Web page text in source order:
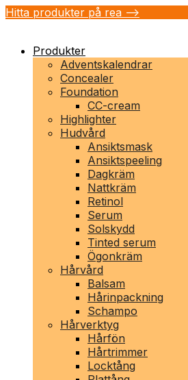
Hitta produkter på rea -->
Produkter
Adventskalendrar
Concealer
Foundation
CC-cream
Highlighter
Hudvård
Ansiktsmask
Ansiktspeeling
Dagkräm
Nattkräm
Retinol
Serum
Solskydd
Tinted serum
Ögonkräm
Hårvård
Balsam
Hårinpackning
Schampo
Hårverktyg
Hårfön
Hårtrimmer
Locktång